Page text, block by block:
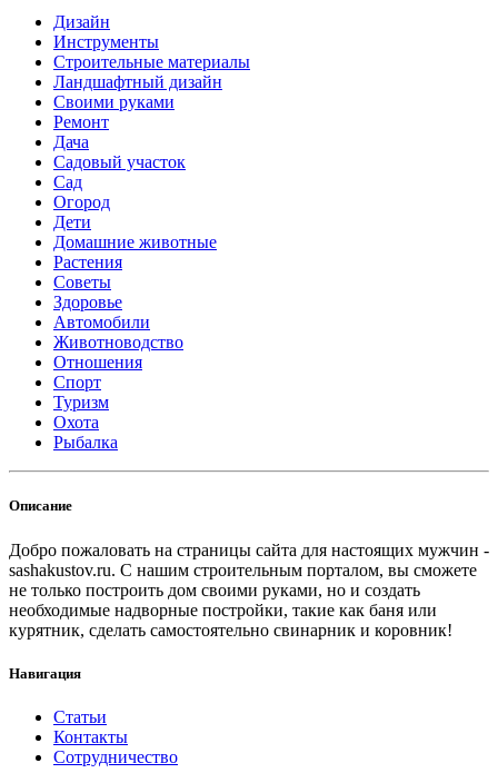
Дизайн
Инструменты
Строительные материалы
Ландшафтный дизайн
Своими руками
Ремонт
Дача
Садовый участок
Сад
Огород
Дети
Домашние животные
Растения
Советы
Здоровье
Автомобили
Животноводство
Отношения
Спорт
Туризм
Охота
Рыбалка
Описание
Добро пожаловать на страницы сайта для настоящих мужчин -
sashakustov.ru. С нашим строительным порталом, вы сможете
не только построить дом своими руками, но и создать
необходимые надворные постройки, такие как баня или
курятник, сделать самостоятельно свинарник и коровник!
Навигация
Статьи
Контакты
Сотрудничество